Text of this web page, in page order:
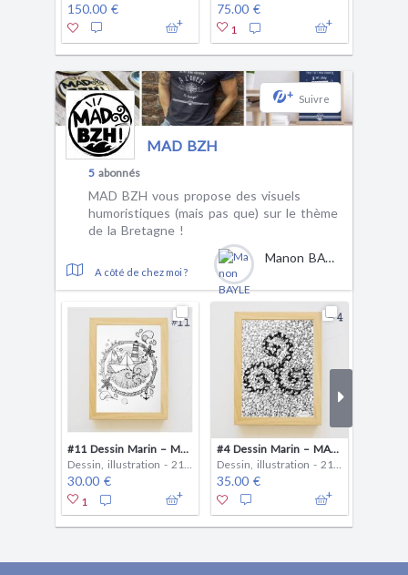
150.00 € 75.00 €
1
+ Suivre
MAD BZH
5 abonnés
MAD BZH vous propose des visuels
humoristiques (mais pas que) sur le thème
de la Bretagne !
A côté de chez moi ?
Manon BAYLE
#11 Dessin Marin – MAD BZH – Pièce unique – Fait Main
Dessin, illustration - 21 x 29.7 cm
30.00 €
1
#4 Dessin Marin – MAD BZH – Pièce unique – Fait Main
Dessin, illustration - 21 x 29.7 cm
35.00 €